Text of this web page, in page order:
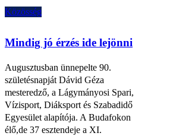
Közösség
Mindig jó érzés ide lejönni
Augusztusban ünnepelte 90.
születésnapját Dávid Géza
mesteredző, a Lágymányosi Spari,
Vízisport, Diáksport és Szabadidő
Egyesület alapítója. A Budafokon
élő,de 37 esztendeje a XI.